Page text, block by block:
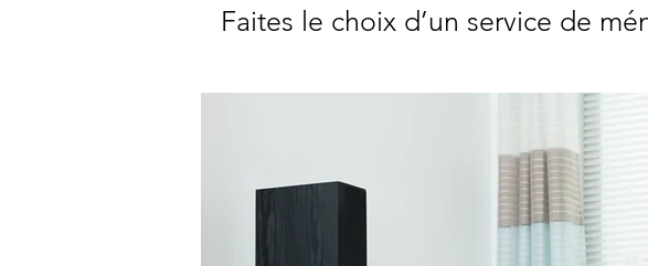
Faites le choix d’un service de